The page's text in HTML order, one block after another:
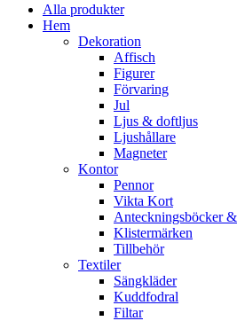
Alla produkter
Hem
Dekoration
Affisch
Figurer
Förvaring
Jul
Ljus & doftljus
Ljushållare
Magneter
Kontor
Pennor
Vikta Kort
Anteckningsböcker
Klistermärken
Tillbehör
Textiler
Sängkläder
Kuddfodral
Filtar